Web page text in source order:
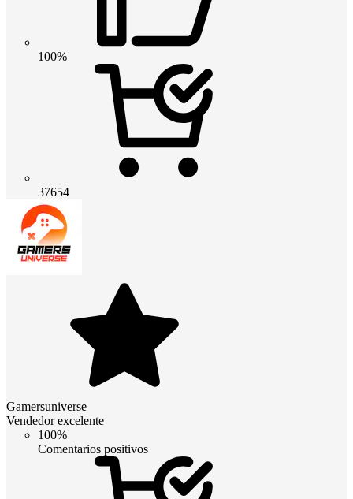
100%
37654
Gamersuniverse
Vendedor excelente
100%
Comentarios positivos